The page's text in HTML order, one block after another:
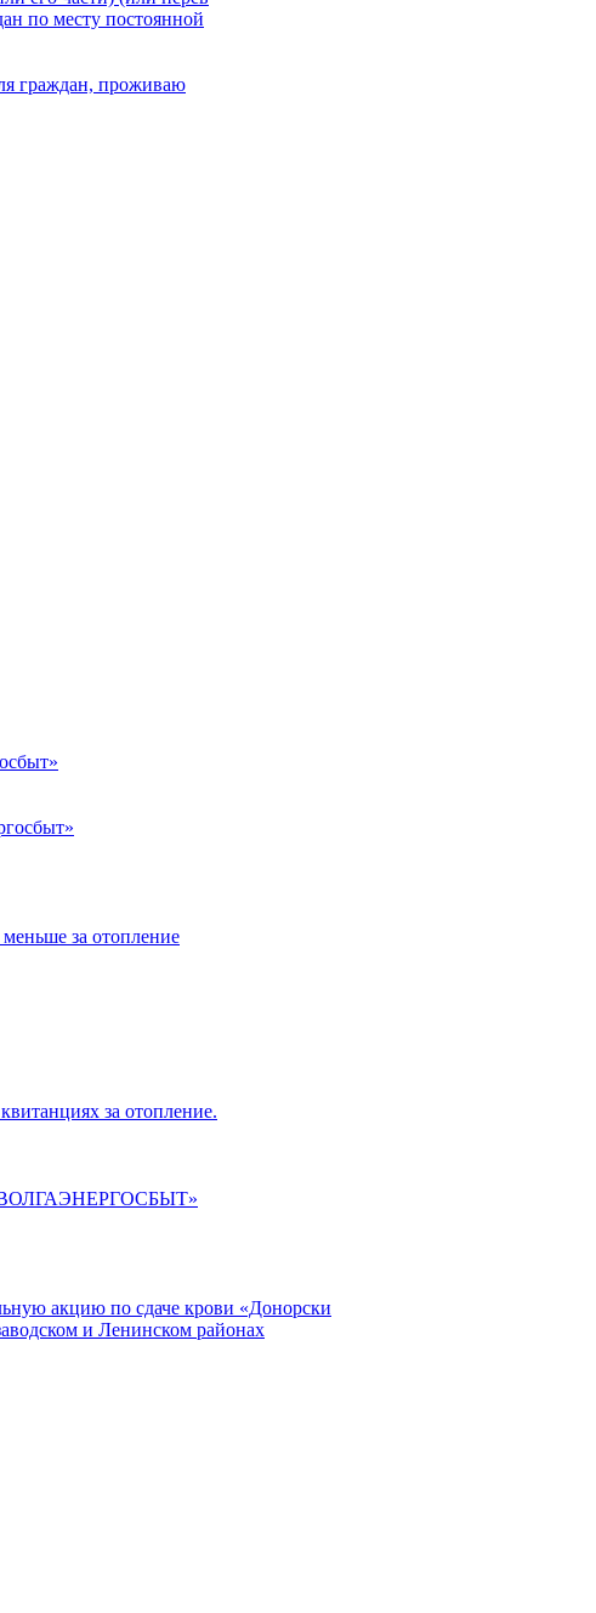
по месту постоянной
граждан, проживаю
за отопление
за отопление.
акцию по сдаче крови «Донорски
и Ленинском районах